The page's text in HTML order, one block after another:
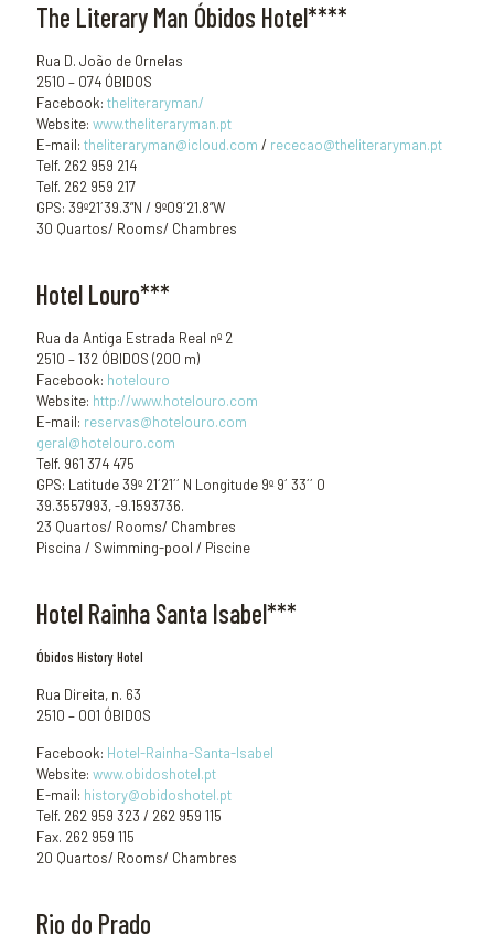
The Literary Man Óbidos Hotel****
Rua D. João de Ornelas
2510 – 074 ÓBIDOS
Facebook: theliteraryman/
Website: www.theliteraryman.pt
E-mail: theliteraryman@icloud.com / rececao@theliteraryman.pt
Telf. 262 959 214
Telf. 262 959 217
GPS: 39º21´39.3”N / 9º09´21.8”W
30 Quartos/ Rooms/ Chambres
Hotel Louro***
Rua da Antiga Estrada Real nº 2
2510 – 132 ÓBIDOS (200 m)
Facebook: hotelouro
Website: http://www.hotelouro.com
E-mail: reservas@hotelouro.com
geral@hotelouro.com
Telf. 961 374 475
GPS: Latitude 39º 21´21´´ N Longitude 9º 9´ 33´´ 0
39.3557993, -9.1593736.
23 Quartos/ Rooms/ Chambres
Piscina / Swimming-pool / Piscine
Hotel Rainha Santa Isabel***
Óbidos History Hotel
Rua Direita, n. 63
2510 – 001 ÓBIDOS
Facebook: Hotel-Rainha-Santa-Isabel
Website: www.obidoshotel.pt
E-mail: history@obidoshotel.pt
Telf. 262 959 323 / 262 959 115
Fax. 262 959 115
20 Quartos/ Rooms/ Chambres
Rio do Prado